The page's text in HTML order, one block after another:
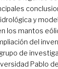
y
los mantos
del
de
Pablo